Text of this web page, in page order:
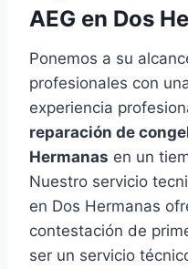
AEG en Dos
Ponemos a su
profesionales con
experiencia
reparación de
Hermanas en un
Nuestro servicio
en Dos Hermanas
contestación de
ser un servicio